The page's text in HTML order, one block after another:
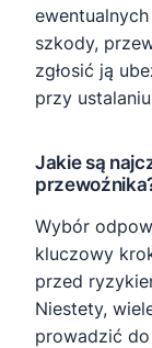
szkody,
zgłosić ją
przy
Jakie są
Wybór
kluczowy
przed
Niestety,
prowadzić